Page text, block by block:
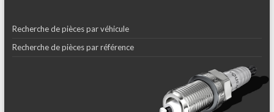
Recherche de pièces par véhicule
Recherche de pièces par référence